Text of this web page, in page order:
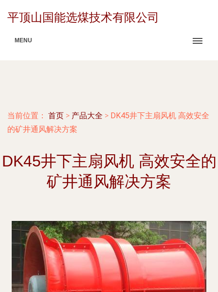
平顶山国能选煤技术有限公司
MENU
当前位置： 首页 > 产品大全 > DK45井下主扇风机 高效安全
的矿井通风解决方案
DK45井下主扇风机 高效安全的
矿井通风解决方案